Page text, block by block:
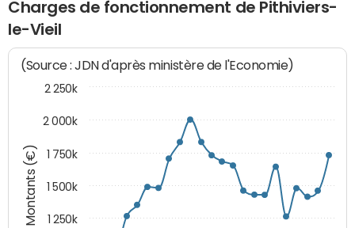
Charges de fonctionnement de Pithiviers-
le-Vieil
Montants (€)
(Source : JDN d'après ministère de l'Economie)
1 250k
1 500k
1 750k
2 000k
2 250k